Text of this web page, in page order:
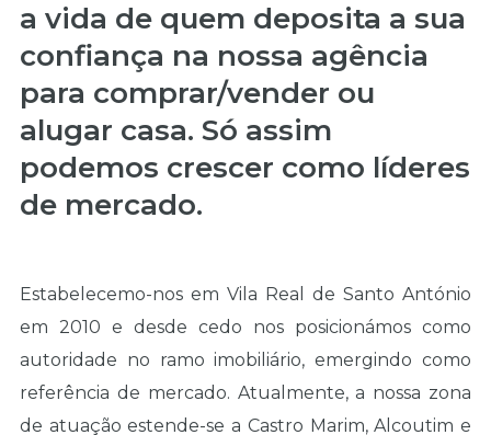
a vida de quem deposita a sua
confiança na nossa agência
para comprar/vender ou
alugar casa. Só assim
podemos crescer como líderes
de mercado.
Estabelecemo-nos em Vila Real de Santo António
em 2010 e desde cedo nos posicionámos como
autoridade no ramo imobiliário, emergindo como
referência de mercado. Atualmente, a nossa zona
de atuação estende-se a Castro Marim, Alcoutim e